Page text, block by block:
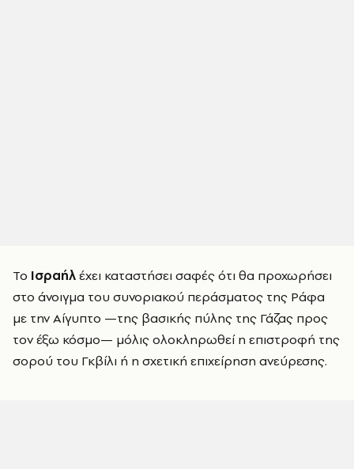
Το Ισραήλέχει καταστήσει σαφές ότι θα προχωρήσει
στο άνοιγμα του συνοριακού περάσματος της Ράφα
με την Αίγυπτο —της βασικής πύλης της Γάζας προς
τον έξω κόσμο— μόλις ολοκληρωθεί η επιστροφή της
σορού του Γκβίλι ή η σχετική επιχείρηση ανεύρεσης.